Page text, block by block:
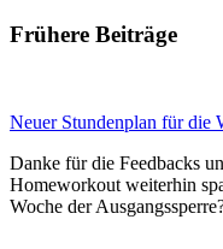
Frühere Beiträge
Neuer Stundenplan für die
Danke für die Feedbacks
Homeworkout weiterhin
Woche der